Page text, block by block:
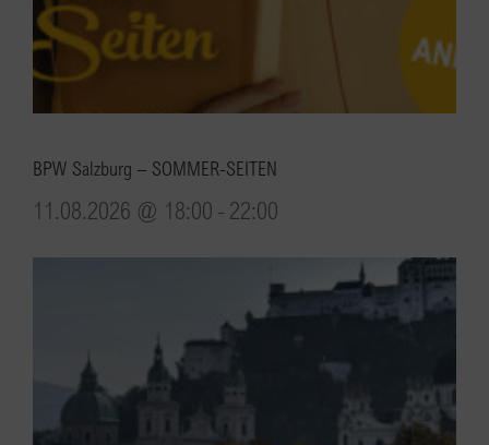
BPW Salzburg – SOMMER-SEITEN
11.08.2026 @ 18:00 - 22:00